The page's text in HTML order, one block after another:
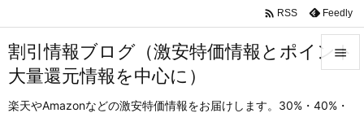
割引情報ブログ（激安特価情報とポイント
大量還元情報を中心に）
楽天やAmazonなどの激安特価情報をお届けします。30%・40%・

メニュ
 RSS Feedly